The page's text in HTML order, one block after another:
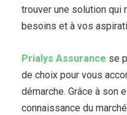
trouver une solution qui
besoins et à vos
Prialys Assurance se
de choix pour vous
démarche. Grâce à son
connaissance du